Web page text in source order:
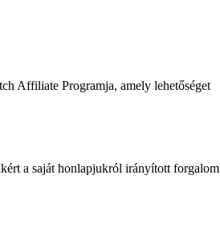
Affiliate Programja, amely lehetőséget
a saját honlapjukról irányított forgalom